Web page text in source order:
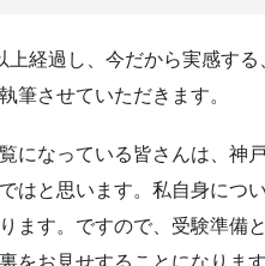
上経過し、今だから実感す
筆させていただきます。
になっている皆さんは、
はと思います。私自身につ
ます。ですので、受験準備